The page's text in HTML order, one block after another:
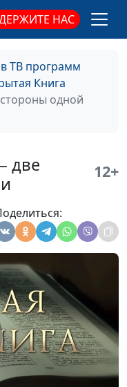
НАС
ТВ программ
Книга
одной
две
12+
богословия
Рожкова,
богословия
Рожкова,
Мария Рожкова,
Егизарян,
Рожкова,
Егизарян,
Синикоп,
Синикоп,